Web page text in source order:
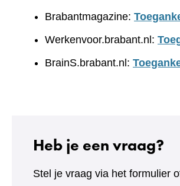
Brabantmagazine:
Werkenvoor.brabant.nl:
BrainS.brabant.nl:
Heb je een vraag?
Stel je vraag via het formulier